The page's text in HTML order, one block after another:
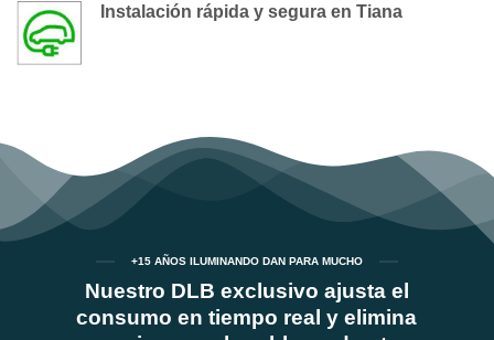
Instalación rápida y segura en Tiana
+15 AÑOS ILUMINANDO DAN PARA MUCHO
Nuestro DLB exclusivo ajusta el
consumo en tiempo real y elimina